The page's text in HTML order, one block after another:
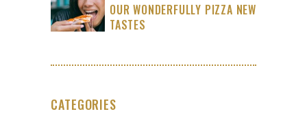
OUR WONDERFULLY PIZZA NEW
TASTES
CATEGORIES